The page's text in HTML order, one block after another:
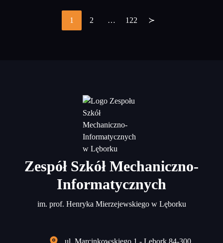
Stronicowanie
1 2 … 122 ≻
Zespół Szkół Mechaniczno-
Informatycznych
im. prof. Henryka Mierzejewskiego w Lęborku